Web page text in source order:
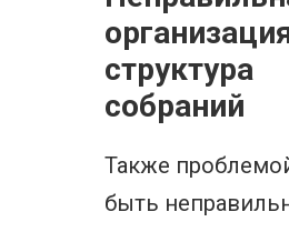
структура
собраний
Также
быть